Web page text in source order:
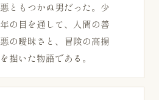
悪ともつかぬ男だった。少
年の目を通して、人間の善
悪の曖昧さと、冒険の高揚
を描いた物語である。